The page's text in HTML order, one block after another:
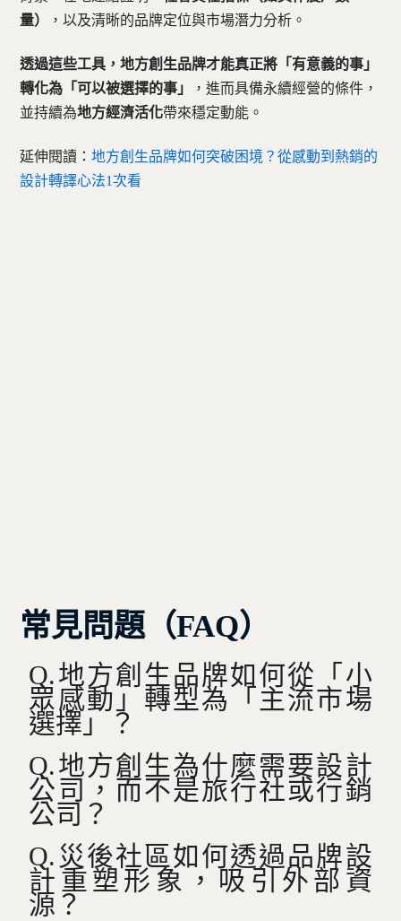
量）
，以及清晰的品牌定位與市場潛力分析。
透過這些工具，地方創生品牌才能真正將「有意義的事」
轉化為「可以被選擇的事」
，進而具備永續經營的條件，
並持續為地方經濟活化帶來穩定動能。
延伸閱讀：地方創生品牌如何突破困境？從感動到熱銷的
設計轉譯心法1次看
常見問題（FAQ）
Q.地方創生品牌如何從「小
眾感動」轉型為「主流市場
選擇」？
Q.地方創生為什麼需要設計
公司，而不是旅行社或行銷
公司？
Q.災後社區如何透過品牌設
計重塑形象，吸引外部資
源？